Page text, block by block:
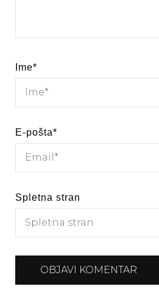
Ime*
E-pošta*
Spletna stran